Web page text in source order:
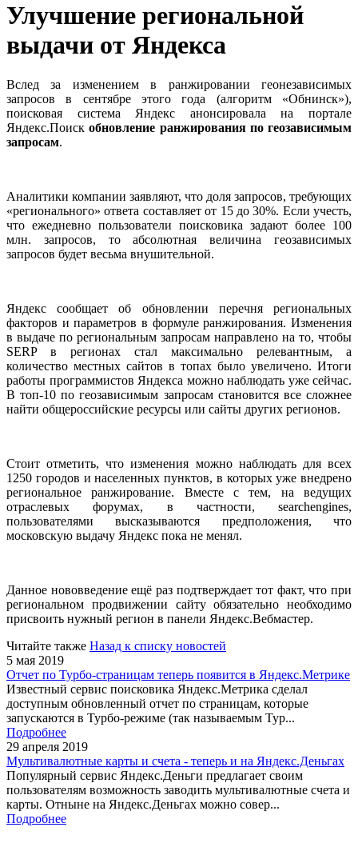
Улучшение региональной
выдачи от Яндекса
Вслед за изменением в ранжировании геонезависимых
запросов в сентябре этого года (алгоритм «Обнинск»),
поисковая система Яндекс анонсировала на портале
Яндекс.Поискобновление ранжирования по геозависимым
запросам.
Аналитики компании заявляют, что доля запросов, требующих
«регионального» ответа составляет от 15 до 30%. Если учесть,
что ежедневно пользователи поисковика задают более 100
млн. запросов, то абсолютная величина геозависимых
запросов будет весьма внушительной.
Яндекс сообщает об обновлении перечня региональных
факторов и параметров в формуле ранжирования. Изменения
в выдаче по региональным запросам направлено на то, чтобы
SERP в регионах стал максимально релевантным, а
количество местных сайтов в топах было увеличено. Итоги
работы программистов Яндекса можно наблюдать уже сейчас.
В топ-10 по геозависимым запросам становится все сложнее
найти общероссийские ресурсы или сайты других регионов.
Стоит отметить, что изменения можно наблюдать для всех
1250 городов и населенных пунктов, в которых уже внедрено
региональное ранжирование. Вместе с тем, на ведущих
отраслевых форумах, в частности, searchengines,
пользователями высказываются предположения, что
московскую выдачу Яндекс пока не менял.
Данное нововведение ещё раз подтверждает тот факт, что при
региональном продвижении сайту обязательно необходимо
присвоить нужный регион в панели Яндекс.Вебмастер.
Читайте также Назад к списку новостей
5 мая 2019
Отчет по Турбо-страницам теперь появится в Яндекс.Метрике
Известный сервис поисковика Яндекс.Метрика сделал
доступным обновленный отчет по страницам, которые
запускаются в Турбо-режиме (так называемым Тур...
Подробнее
29 апреля 2019
Мультивалютные карты и счета - теперь и на Яндекс.Деньгах
Популярный сервис Яндекс.Деньги предлагает своим
пользователям возможность заводить мультивалютные счета и
карты. Отныне на Яндекс.Деньгах можно совер...
Подробнее